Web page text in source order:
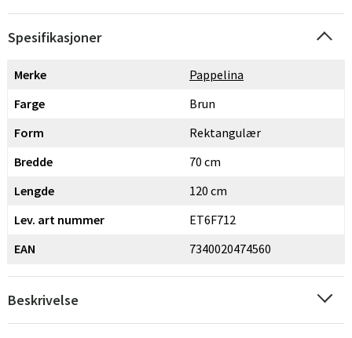
Spesifikasjoner
Merke
Pappelina
Farge
Brun
Form
Rektangulær
Bredde
70 cm
Lengde
120 cm
Lev. art nummer
ET6F712
EAN
7340020474560
Beskrivelse